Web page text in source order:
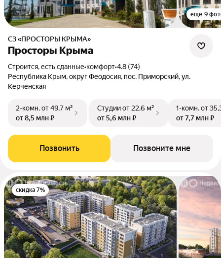
ещё 9
СЗ «ПРОСТОРЫ КРЫМА»
Просторы Крыма
Строится, есть сданные•комфорт•4.8 (74)
Республика Крым, округ Феодосия, пос. Приморский, ул.
Керченская
2-комн.от 49,7 м²
от 8,5 млн ₽
Студииот 22,6 м²
от 5,6 млн ₽
1-комн.от
от 7,7 млн ₽
Позвонить Позвоните мне
скидка 7%